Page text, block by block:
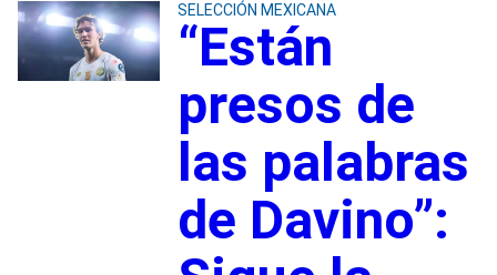
SELECCIÓN MEXICANA
“Están
presos de
las palabras
de Davino”: